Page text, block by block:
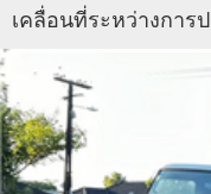
เคลื่อนที่ระหว่างการ